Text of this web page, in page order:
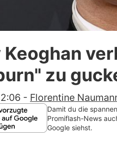
Keoghan
zu
- Florentine
Damit du die
Promiflash-News
Google siehst.